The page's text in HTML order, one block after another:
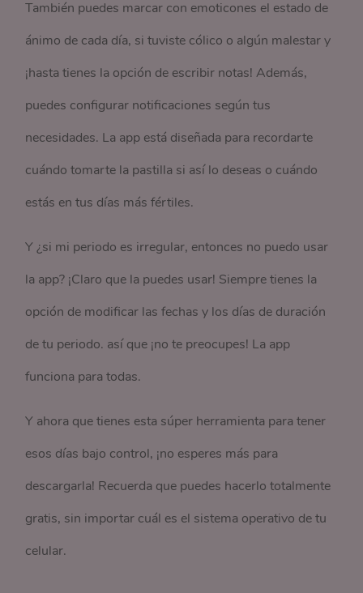
También puedes marcar con emoticones el estado de
ánimo de cada día, si tuviste cólico o algún malestar y
¡hasta tienes la opción de escribir notas! Además,
puedes configurar notificaciones según tus
necesidades. La app está diseñada para recordarte
cuándo tomarte la pastilla si así lo deseas o cuándo
estás en tus días más fértiles.
Y ¿si mi periodo es irregular, entonces no puedo usar
la app? ¡Claro que la puedes usar! Siempre tienes la
opción de modificar las fechas y los días de duración
de tu periodo. así que ¡no te preocupes! La app
funciona para todas.
Y ahora que tienes esta súper herramienta para tener
esos días bajo control, ¡no esperes más para
descargarla! Recuerda que puedes hacerlo totalmente
gratis, sin importar cuál es el sistema operativo de tu
celular.